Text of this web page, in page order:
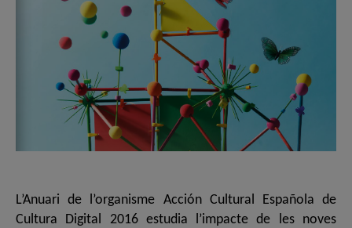
L’Anuari de l’organisme Acción Cultural Española de
Cultura Digital 2016 estudia l’impacte de les noves